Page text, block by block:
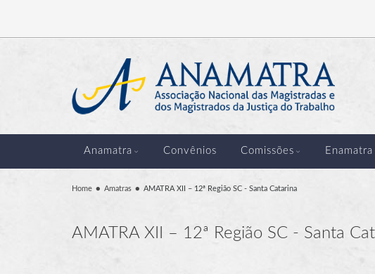
Anamatra Convênios Comissões Enamatra
Home Amatras AMATRA XII – 12ª Região SC - Santa Catarina
AMATRA XII – 12ª Região SC - Santa